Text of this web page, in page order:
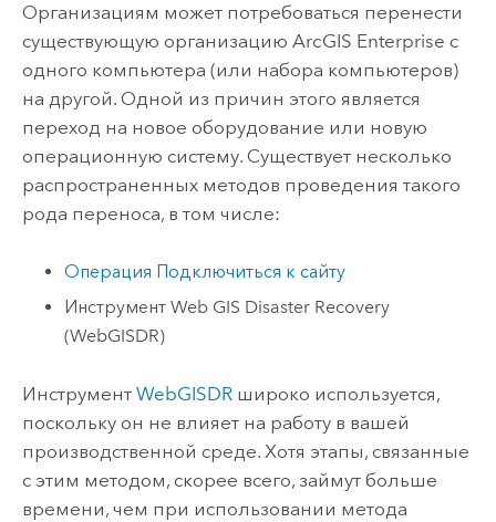
Организациям может потребоваться перенести
существующую организацию ArcGIS Enterprise с
одного компьютера (или набора компьютеров)
на другой. Одной из причин этого является
переход на новое оборудование или новую
операционную систему. Существует несколько
распространенных методов проведения такого
рода переноса, в том числе:
Операция Подключиться к сайту
Инструмент Web GIS Disaster Recovery
(WebGISDR)
Инструмент WebGISDRшироко используется,
поскольку он не влияет на работу в вашей
производственной среде. Хотя этапы, связанные
с этим методом, скорее всего, займут больше
времени, чем при использовании метода